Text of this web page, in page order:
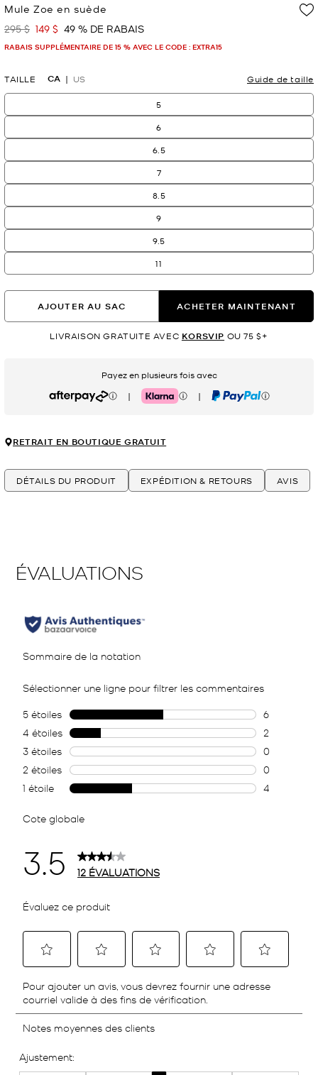
Mule Zoe en suède
était
295 $ maintenant
149 $ 49 % DE RABAIS
RABAIS SUPPLÉMENTAIRE DE 15 % AVEC LE CODE : EXTRA15
TAILLE CA US Guide de taille
5
6
6.5
7
8.5
9
9.5
11
AJOUTER AU SAC ACHETER MAINTENANT
LIVRAISON GRATUITE AVEC KORSVIP OU 75 $+
Payez en plusieurs fois avec
Afterpay | Klarna | PayPal
RETRAIT EN BOUTIQUE GRATUIT
DÉTAILS DU PRODUIT EXPÉDITION & RETOURS AVIS